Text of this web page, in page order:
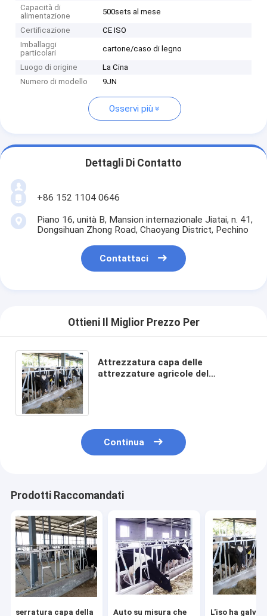
Capacità di
alimentazione
500sets al mese
Certificazione
CE ISO
Imballaggi
particolari
cartone/caso di legno
Luogo di origine
La Cina
Numero di modello
9JN
Osservi più
Dettagli Di Contatto
+86 152 1104 0646
Piano 16, unità B, Mansion internazionale Jiatai, n. 41,
Dongsihuan Zhong Road, Chaoyang District, Pechino
Contattaci
Ottieni Il Miglior Prezzo Per
Attrezzatura capa delle
attrezzature agricole del
Continua
Prodotti Raccomandati
serratura capa della Auto su misura che L'iso ha